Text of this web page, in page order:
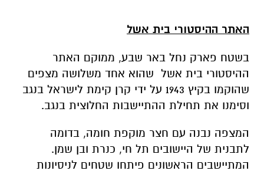
האתר ההיסטורי בית אשל
בשטח פארק נחל באר שבע, ממוקם האתר
ההיסטורי בית אשל שהוא אחד משלושה מצפים
שהוקמו בקיץ 1943 על ידי קרן קימת לישראל בנגב
וסימנו את תחילת ההתיישבות החלוצית בנגב.
המצפה נבנה עם חצר מוקפת חומה, בדומה
לתבנית של היישובים תל חי, כנרת ובן שמן.
המתיישבים הראשונים פיתחו שטחים לניסיונות